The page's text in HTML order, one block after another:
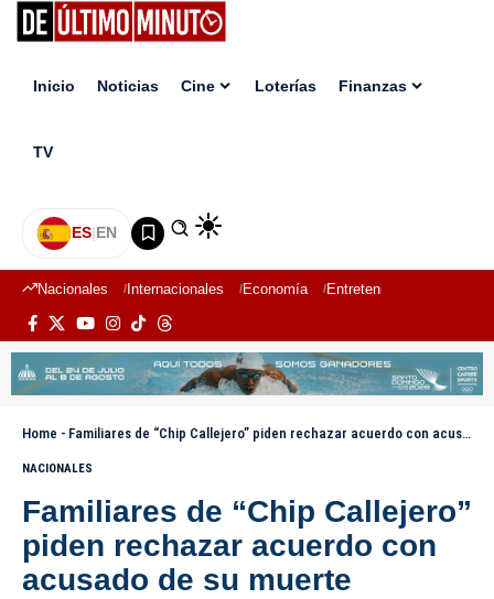
Inicio Noticias Cine Loterías Finanzas
TV
ES|EN
Nacionales Internacionales Economía Entretenimiento
Home - Familiares de “Chip Callejero” piden rechazar acuerdo con acusado de su muerte
NACIONALES
Familiares de “Chip Callejero”
piden rechazar acuerdo con
acusado de su muerte